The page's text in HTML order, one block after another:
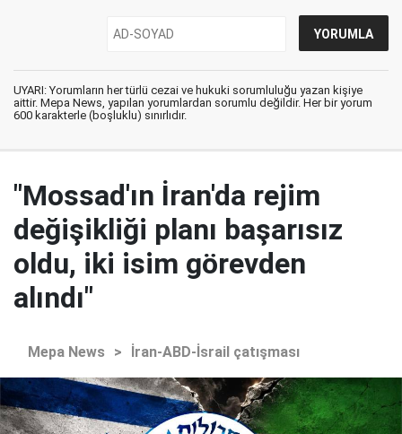
UYARI: Yorumların her türlü cezai ve hukuki sorumluluğu yazan kişiye
aittir. Mepa News, yapılan yorumlardan sorumlu değildir. Her bir yorum
600 karakterle (boşluklu) sınırlıdır.
"Mossad'ın İran'da rejim
değişikliği planı başarısız
oldu, iki isim görevden
alındı"
Mepa News > İran-ABD-İsrail çatışması